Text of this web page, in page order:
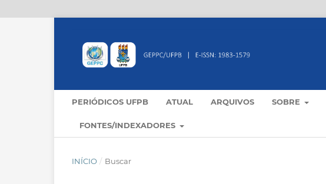
PERIÓDICOS UFPB ATUAL ARQUIVOS SOBRE
FONTES/INDEXADORES
INÍCIO / Buscar